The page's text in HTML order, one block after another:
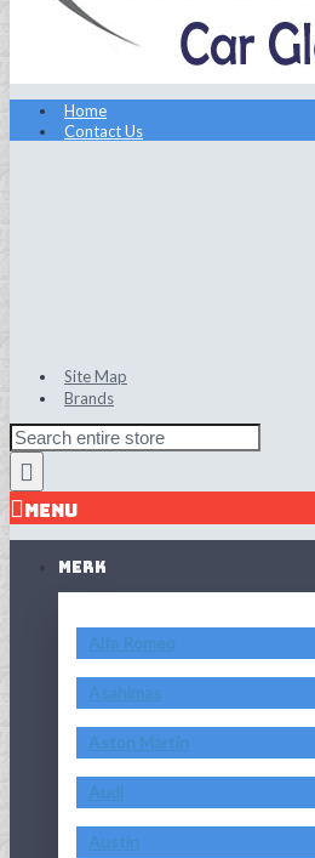
Home
Contact Us
Site Map
Brands
MENU
MERK
Alfa Romeo
Asahimas
Aston Martin
Audi
Austin